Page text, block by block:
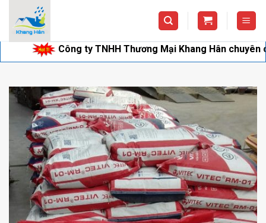
content
Công ty TNHH Thương Mại Khang Hân chuyên